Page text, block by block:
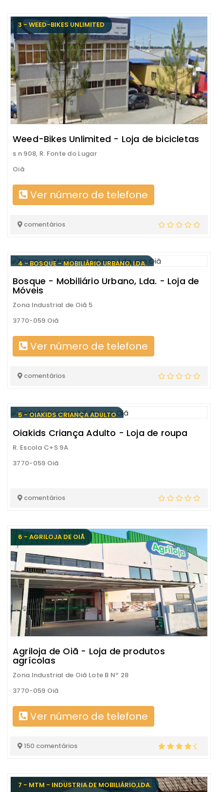
3 - WEED-BIKES UNLIMITED
Weed-Bikes Unlimited - Loja de bicicletas
s n 908, R. Fonte do Lugar
Oiã
Ver número de telefone
comentários
4 - BOSQUE - MOBILIÁRIO URBANO, LDA.
Bosque - Mobiliário Urbano, Lda. - Loja de
Móveis
Zona Industrial de Oiã 5
3770-059 Oiã
Ver número de telefone
comentários
5 - OIAKIDS CRIANÇA ADULTO
Oiakids Criança Adulto - Loja de roupa
R. Escola C+S 9A
3770-059 Oiã
comentários
6 - AGRILOJA DE OIÃ
Agriloja de Oiã - Loja de produtos
agrícolas
Zona Industrial de Oiã Lote B Nº 28
3770-059 Oiã
Ver número de telefone
150 comentários
7 - MTM - INDUSTRIA DE MOBILIÁRIO,LDA.